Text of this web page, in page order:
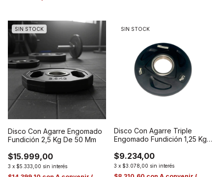
SIN STOCK
Disco Con Agarre Engomado
Fundición 2,5 Kg De 50 Mm
$15.999,00
3 x $5.333,00 sin interés
SIN STOCK
Disco Con Agarre Triple
Engomado Fundición 1,25 Kg
$9.234,00
3 x $3.078,00 sin interés